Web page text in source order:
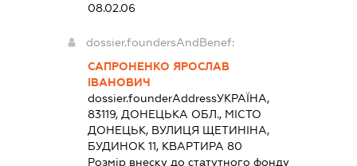
08.02.06
dossier.foundersAndBenef:
САПРОНЕНКО ЯРОСЛАВ
ІВАНОВИЧ
dossier.founderAddressУКРАЇНА,
83119, ДОНЕЦЬКА ОБЛ., МІСТО
ДОНЕЦЬК, ВУЛИЦЯ ЩЕТИНІНА,
БУДИНОК 11, КВАРТИРА 80
Розмір внеску до статутного фонду